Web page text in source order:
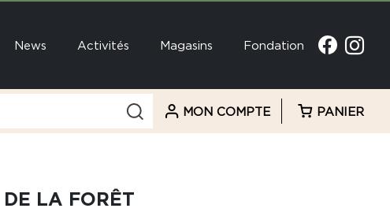
News Activités Magasins Fondation
MON COMPTE PANIER
LA FORÊT